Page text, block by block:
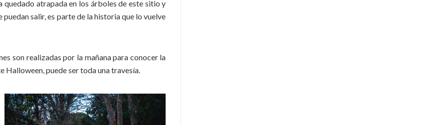
quedado atrapada en los árboles de este sitio y
salir, es parte de la historia que lo vuelve
son realizadas por la mañana para conocer la
Halloween, puede ser toda una travesía.